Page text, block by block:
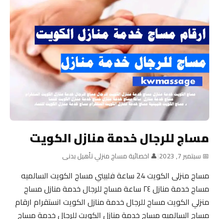
مساج للرجال خدمة منازل الكويت
📅 سبتمبر 7, 2023 |👤 اخصائية مساج منزلي تأهيل بدنى
مساج منزلى الكويت 24 ساعة فلبيني مساج الكويت السالميه
مساج خدمة منازل ٢٤ ساعة مساج للرجال خدمة منازل مساج
منزلي الكويت مساج للرجال خدمة منازل الكويت انستقرام ارقام
مساج السالميه مساج خدمة منازل الكويت للرجال خدمة مساج